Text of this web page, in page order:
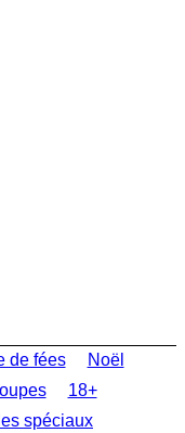
de fées
Noël
18+
spéciaux